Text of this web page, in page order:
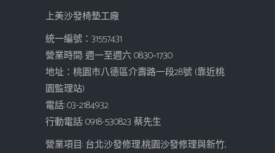
上美沙發椅墊工廠
統一編號：31557431
營業時間: 週一至週六 08:30~17:30
地址：桃園市八德區介壽路一段28號 (靠近桃
園監理站)
電話: 03-2184932
行動電話: 0918-530823 蔡先生
營業項目: 台北沙發修理,桃園沙發修理與新竹,